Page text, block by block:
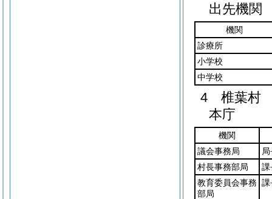
出先機関
機関
診療所
小学校
中学校
4 椎葉村
本庁
機関
議会事務局
村長事務部局
課
教育委員会事務
部局
課